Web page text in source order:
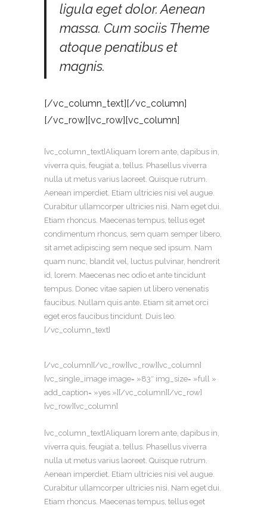
ligula eget dolor. Aenean
massa. Cum sociis Theme
atoque penatibus et
magnis.
[/vc_column_text][/vc_column]
[/vc_row][vc_row][vc_column]
[vc_column_text]Aliquam lorem ante, dapibus in,
viverra quis, feugiat a, tellus. Phasellus viverra
nulla ut metus varius laoreet. Quisque rutrum.
Aenean imperdiet. Etiam ultricies nisi vel augue.
Curabitur ullamcorper ultricies nisi. Nam eget dui.
Etiam rhoncus. Maecenas tempus, tellus eget
condimentum rhoncus, sem quam semper libero,
sit amet adipiscing sem neque sed ipsum. Nam
quam nunc, blandit vel, luctus pulvinar, hendrerit
id, lorem. Maecenas nec odio et ante tincidunt
tempus. Donec vitae sapien ut libero venenatis
faucibus. Nullam quis ante. Etiam sit amet orci
eget eros faucibus tincidunt. Duis leo.
[/vc_column_text]
[/vc_column][/vc_row][vc_row][vc_column]
[vc_single_image image= »83″ img_size= »full »
add_caption= »yes »][/vc_column][/vc_row]
[vc_row][vc_column]
[vc_column_text]Aliquam lorem ante, dapibus in,
viverra quis, feugiat a, tellus. Phasellus viverra
nulla ut metus varius laoreet. Quisque rutrum.
Aenean imperdiet. Etiam ultricies nisi vel augue.
Curabitur ullamcorper ultricies nisi. Nam eget dui.
Etiam rhoncus. Maecenas tempus, tellus eget